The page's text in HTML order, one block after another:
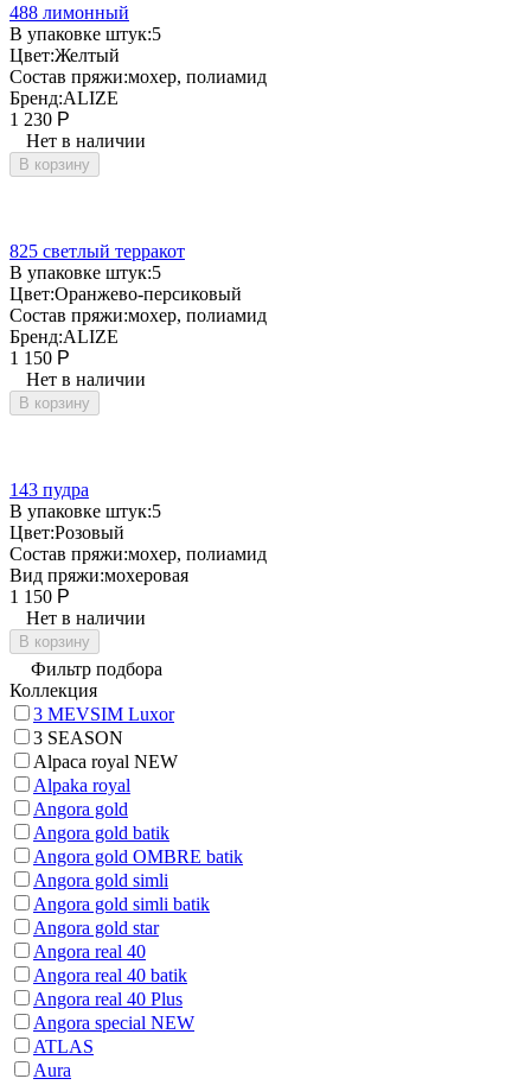
488 лимонный
В упаковке штук:5
Цвет:Желтый
Состав пряжи:мохер, полиамид
Бренд:ALIZE
1 230 Р
Нет в наличии
В корзину
825 светлый терракот
В упаковке штук:5
Цвет:Оранжево-персиковый
Состав пряжи:мохер, полиамид
Бренд:ALIZE
1 150 Р
Нет в наличии
В корзину
143 пудра
В упаковке штук:5
Цвет:Розовый
Состав пряжи:мохер, полиамид
Вид пряжи:мохеровая
1 150 Р
Нет в наличии
В корзину
Фильтр подбора
Коллекция
3 MEVSIM Luxor
3 SEASON
Alpaca royal NEW
Alpaka royal
Angora gold
Angora gold batik
Angora gold OMBRE batik
Angora gold simli
Angora gold simli batik
Angora gold star
Angora real 40
Angora real 40 batik
Angora real 40 Plus
Angora special NEW
ATLAS
Aura